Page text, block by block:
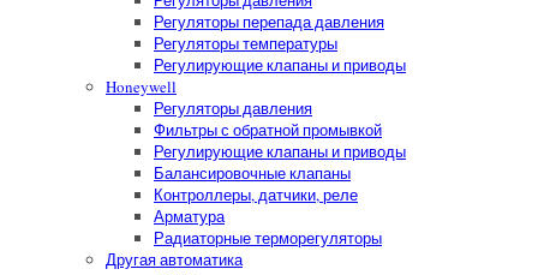
Регуляторы перепада давления
Регуляторы температуры
Регулирующие клапаны и приводы
Honeywell
Регуляторы давления
Фильтры с обратной промывкой
Регулирующие клапаны и приводы
Балансировочные клапаны
Контроллеры, датчики, реле
Арматура
Радиаторные терморегуляторы
Другая автоматика